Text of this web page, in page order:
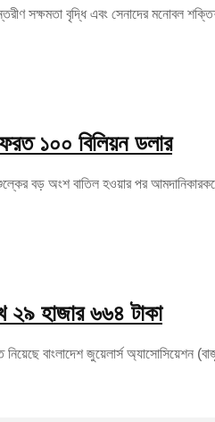
সক্ষমতা বৃদ্ধি এবং সেনাদের মনোবল
১০০ বিলিয়ন ডলার
বড় অংশ বাতিল হওয়ার পর
২৯ হাজার ৬৬৪ টাকা
বাংলাদেশ জুয়েলার্স